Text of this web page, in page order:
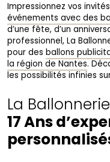
Impressionnez vos
événements avec des
d’une fête, d’un
professionnel, La
pour des ballons
la région de Nantes.
les possibilités infinies
La
17 Ans